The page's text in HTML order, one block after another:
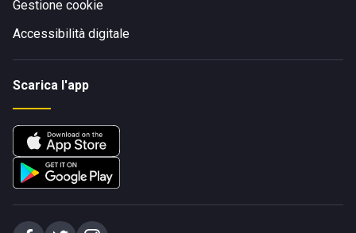
Gestione cookie
Accessibilità digitale
Scarica l'app